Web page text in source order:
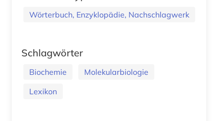
Wörterbuch, Enzyklopädie, Nachschlagwerk
Schlagwörter
Biochemie
Molekularbiologie
Lexikon